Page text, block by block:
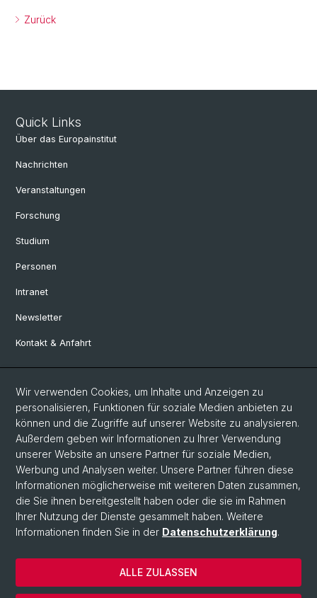
Zurück
Quick Links
Über das Europainstitut
Nachrichten
Veranstaltungen
Forschung
Studium
Personen
Intranet
Newsletter
Kontakt & Anfahrt
Social Media
Facebook
LinkedIn
Instagram
© Universität Basel
Datenschutzerklärung
Wir verwenden Cookies, um Inhalte und Anzeigen zu
personalisieren, Funktionen für soziale Medien anbieten zu
können und die Zugriffe auf unserer Website zu analysieren.
Außerdem geben wir Informationen zu Ihrer Verwendung
unserer Website an unsere Partner für soziale Medien,
Werbung und Analysen weiter. Unsere Partner führen diese
Informationen möglicherweise mit weiteren Daten zusammen,
die Sie ihnen bereitgestellt haben oder die sie im Rahmen
Ihrer Nutzung der Dienste gesammelt haben. Weitere
Informationen finden Sie in der Datenschutzerklärung.
ALLE ZULASSEN